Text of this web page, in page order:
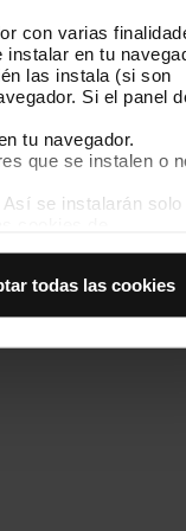
con varias
en tu
las instala (si son
Si el panel
tu navegador.
que se instalen o
se instalarán solo
tu experiencia de
las aceptas, no
todas las cookies
Otras webs de TMB
de interés Intranet